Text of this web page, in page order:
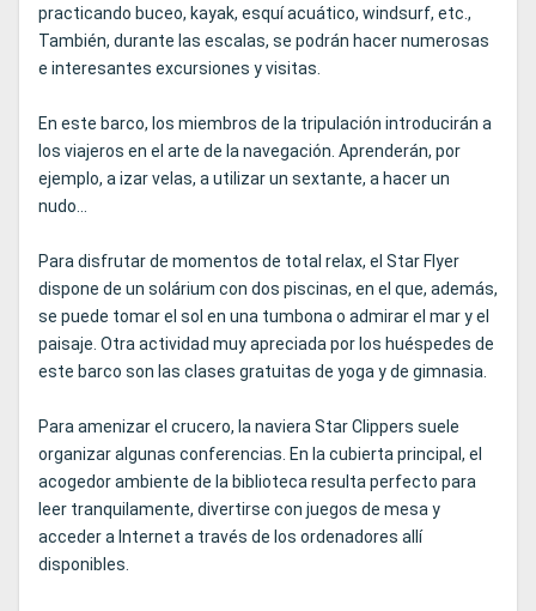
practicando buceo, kayak, esquí acuático, windsurf, etc.,
También, durante las escalas, se podrán hacer numerosas
e interesantes excursiones y visitas.
En este barco, los miembros de la tripulación introducirán a
los viajeros en el arte de la navegación. Aprenderán, por
ejemplo, a izar velas, a utilizar un sextante, a hacer un
nudo...
Para disfrutar de momentos de total relax, el Star Flyer
dispone de un solárium con dos piscinas, en el que, además,
se puede tomar el sol en una tumbona o admirar el mar y el
paisaje. Otra actividad muy apreciada por los huéspedes de
este barco son las clases gratuitas de yoga y de gimnasia.
Para amenizar el crucero, la naviera Star Clippers suele
organizar algunas conferencias. En la cubierta principal, el
acogedor ambiente de la biblioteca resulta perfecto para
leer tranquilamente, divertirse con juegos de mesa y
acceder a Internet a través de los ordenadores allí
disponibles.